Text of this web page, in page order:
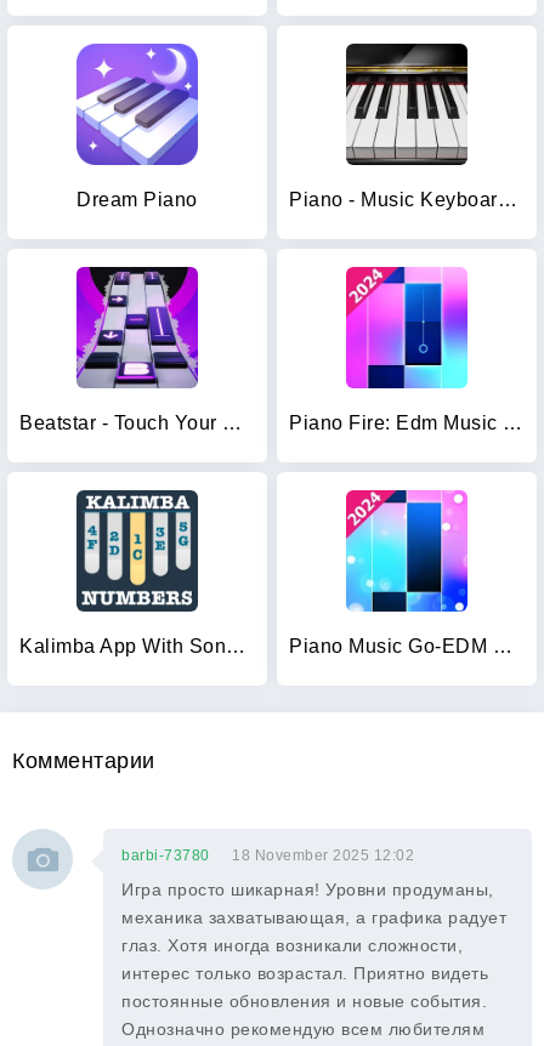
Dream Piano Piano - Music Keyboard & Tiles
Beatstar - Touch Your Music Piano Fire: Edm Music & Piano
Kalimba App With Songs Numbers Piano Music Go-EDM Piano Games
Комментарии
barbi-73780 18 November 2025 12:02
Игра просто шикарная! Уровни продуманы,
механика захватывающая, а графика радует
глаз. Хотя иногда возникали сложности,
интерес только возрастал. Приятно видеть
постоянные обновления и новые события.
Однозначно рекомендую всем любителям